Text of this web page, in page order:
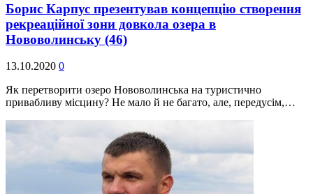
Борис Карпус презентував концепцію створення
рекреаційної зони довкола озера в
Нововолинську (46)
13.10.2020 0
Як перетворити озеро Нововолинська на туристично
привабливу місцину? Не мало й не багато, але, передусім,…